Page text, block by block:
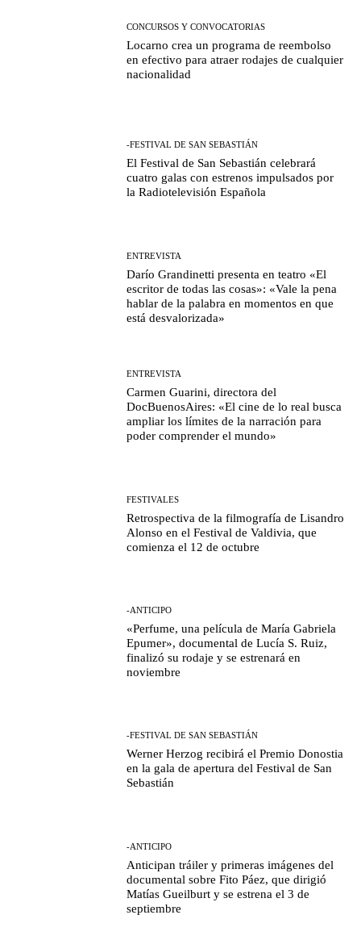
CONCURSOS Y CONVOCATORIAS
Locarno crea un programa de reembolso
en efectivo para atraer rodajes de cualquier
nacionalidad
-FESTIVAL DE SAN SEBASTIÁN
El Festival de San Sebastián celebrará
cuatro galas con estrenos impulsados por
la Radiotelevisión Española
ENTREVISTA
Darío Grandinetti presenta en teatro «El
escritor de todas las cosas»: «Vale la pena
hablar de la palabra en momentos en que
está desvalorizada»
ENTREVISTA
Carmen Guarini, directora del
DocBuenosAires: «El cine de lo real busca
ampliar los límites de la narración para
poder comprender el mundo»
FESTIVALES
Retrospectiva de la filmografía de Lisandro
Alonso en el Festival de Valdivia, que
comienza el 12 de octubre
-ANTICIPO
«Perfume, una película de María Gabriela
Epumer», documental de Lucía S. Ruiz,
finalizó su rodaje y se estrenará en
noviembre
-FESTIVAL DE SAN SEBASTIÁN
Werner Herzog recibirá el Premio Donostia
en la gala de apertura del Festival de San
Sebastián
-ANTICIPO
Anticipan tráiler y primeras imágenes del
documental sobre Fito Páez, que dirigió
Matías Gueilburt y se estrena el 3 de
septiembre